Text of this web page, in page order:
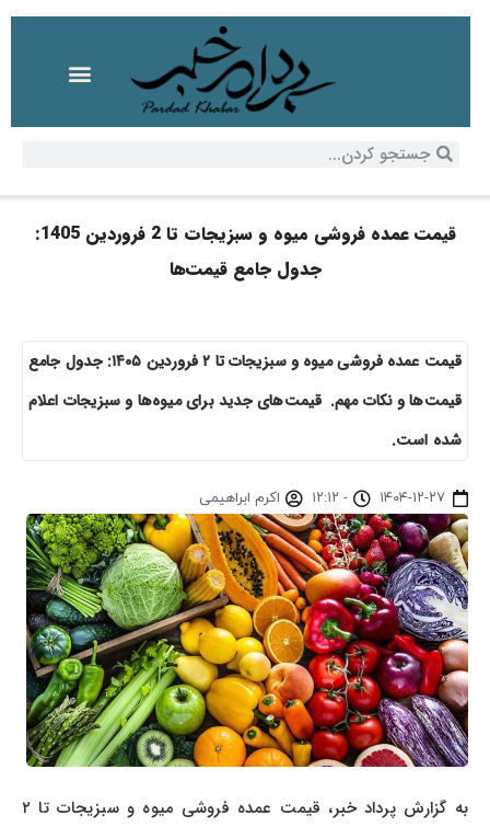
قیمت عمده‌ فروشی میوه و سبزیجات تا 2 فروردین 1405:
جدول جامع قیمت‌ها
قیمت عمده‌ فروشی میوه و سبزیجات تا ۲ فروردین ۱۴۰۵: جدول جامع
قیمت‌ها و نکات مهم. قیمت‌های جدید برای میوه‌ها و سبزیجات اعلام
شده است.
۱۴۰۴-۱۲-۲۷ - ۱۲:۱۲ اکرم ابراهیمی
به گزارش پرداد خبر، قیمت عمده‌ فروشی میوه و سبزیجات تا ۲